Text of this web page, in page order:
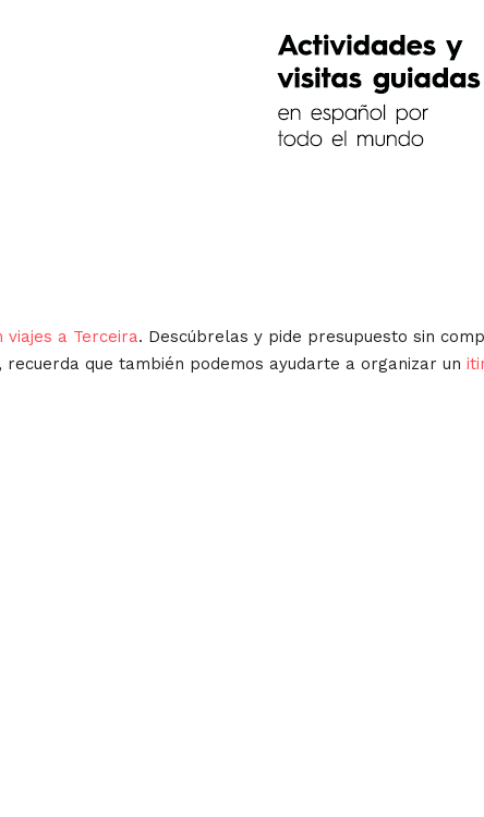
viajes a Terceira. Descúbrelas y pide presupuesto sin
que también podemos ayudarte a organizar un